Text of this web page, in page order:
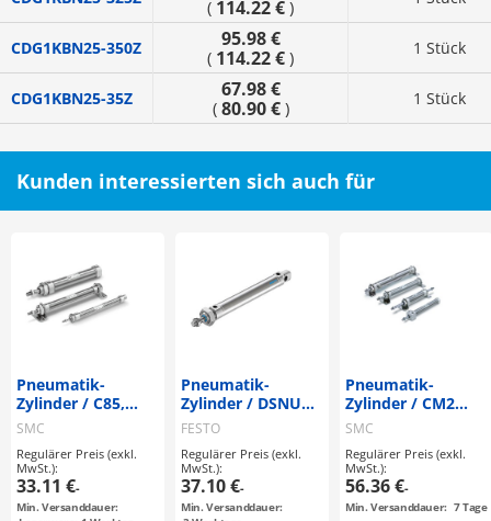
( 114.22 € )
CDG1KBN25-350Z 95.98 €
( 114.22 € ) 1 Stück
CDG1KBN25-35Z 67.98 €
( 80.90 €) 1 Stück
Kunden interessierten sich auch für
Pneumatik-
Zylinder / C85,
CD85 / ISO 6432 /
rund /
Gewindeflansch-
Befestigung /
doppelt wirkend
SMC
Regulärer Preis (exkl.
MwSt.):
33.11 €-
Min. Versanddauer:
Pneumatik-
Zylinder / DSNU
Serie /
Rundzylinder
FESTO
Regulärer Preis (exkl.
MwSt.):
37.10 €-
Min. Versanddauer:
Pneumatik-
Zylinder / CM2
Serie /
Gewindeflansch-
Befestigung /
doppelt wirkend /
Kolbenstange
einseitig
SMC
Regulärer Preis (exkl.
MwSt.):
56.36 €-
Min. Versanddauer: 7Tage